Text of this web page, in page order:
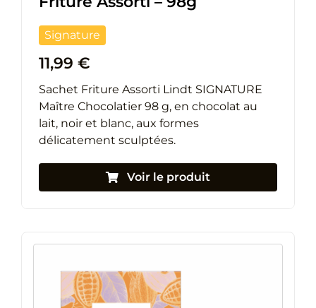
Signature
11,99 €
Sachet Friture Assorti Lindt SIGNATURE
Maître Chocolatier 98 g, en chocolat au
lait, noir et blanc, aux formes
délicatement sculptées.
Voir le produit